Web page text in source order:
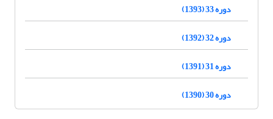
دوره 33 (1393)
دوره 32 (1392)
دوره 31 (1391)
دوره 30 (1390)